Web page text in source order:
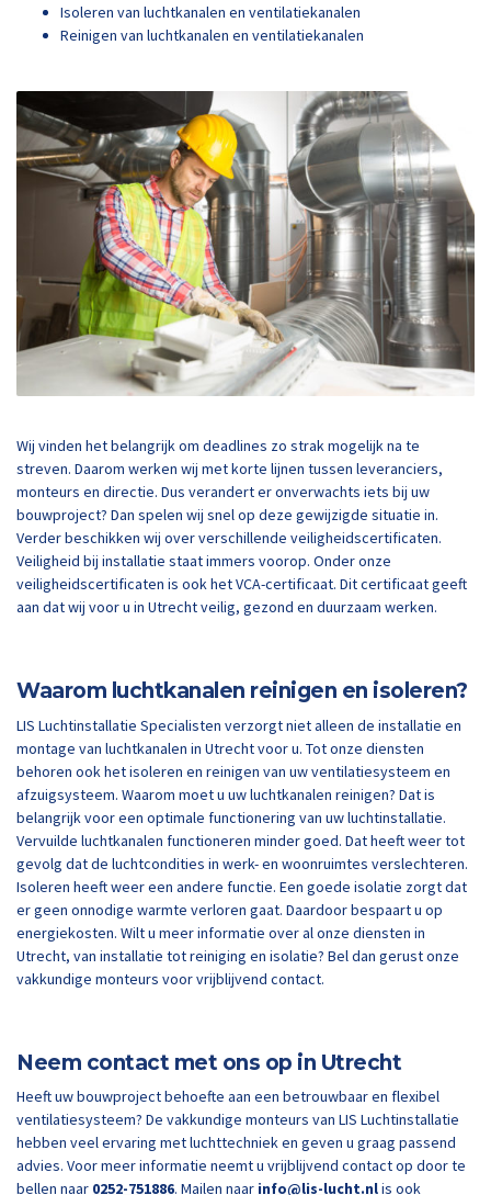
Isoleren van luchtkanalen en ventilatiekanalen
Reinigen van luchtkanalen en ventilatiekanalen
Wij vinden het belangrijk om deadlines zo strak mogelijk na te
streven. Daarom werken wij met korte lijnen tussen leveranciers,
monteurs en directie. Dus verandert er onverwachts iets bij uw
bouwproject? Dan spelen wij snel op deze gewijzigde situatie in.
Verder beschikken wij over verschillende veiligheidscertificaten.
Veiligheid bij installatie staat immers voorop. Onder onze
veiligheidscertificaten is ook het VCA-certificaat. Dit certificaat geeft
aan dat wij voor u in Utrecht veilig, gezond en duurzaam werken.
Waarom luchtkanalen reinigen en isoleren?
LIS Luchtinstallatie Specialisten verzorgt niet alleen de installatie en
montage van luchtkanalen in Utrecht voor u. Tot onze diensten
behoren ook het isoleren en reinigen van uw ventilatiesysteem en
afzuigsysteem. Waarom moet u uw luchtkanalen reinigen? Dat is
belangrijk voor een optimale functionering van uw luchtinstallatie.
Vervuilde luchtkanalen functioneren minder goed. Dat heeft weer tot
gevolg dat de luchtcondities in werk- en woonruimtes verslechteren.
Isoleren heeft weer een andere functie. Een goede isolatie zorgt dat
er geen onnodige warmte verloren gaat. Daardoor bespaart u op
energiekosten. Wilt u meer informatie over al onze diensten in
Utrecht, van installatie tot reiniging en isolatie? Bel dan gerust onze
vakkundige monteurs voor vrijblijvend contact.
Neem contact met ons op in Utrecht
Heeft uw bouwproject behoefte aan een betrouwbaar en flexibel
ventilatiesysteem? De vakkundige monteurs van LIS Luchtinstallatie
hebben veel ervaring met luchttechniek en geven u graag passend
advies. Voor meer informatie neemt u vrijblijvend contact op door te
bellen naar 0252-751886. Mailen naar info@lis-lucht.nlis ook